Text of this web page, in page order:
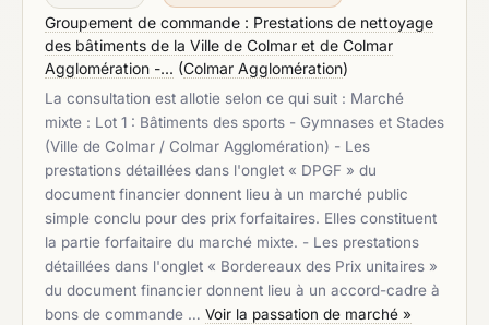
Groupement de commande : Prestations de nettoyage
des bâtiments de la Ville de Colmar et de Colmar
Agglomération -... (Colmar Agglomération)
La consultation est allotie selon ce qui suit : Marché
mixte : Lot 1 : Bâtiments des sports - Gymnases et Stades
(Ville de Colmar / Colmar Agglomération) - Les
prestations détaillées dans l'onglet « DPGF » du
document financier donnent lieu à un marché public
simple conclu pour des prix forfaitaires. Elles constituent
la partie forfaitaire du marché mixte. - Les prestations
détaillées dans l'onglet « Bordereaux des Prix unitaires »
du document financier donnent lieu à un accord-cadre à
bons de commande … Voir la passation de marché »